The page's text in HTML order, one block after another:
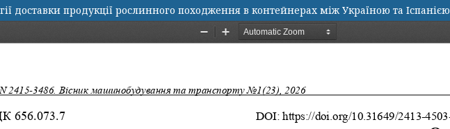
доставки продукції рослинного походження в контейнерах між Україною та Іспанією